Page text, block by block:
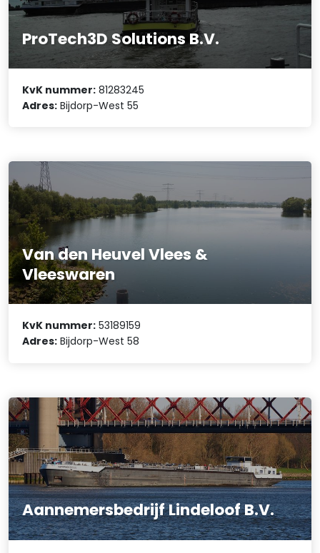
ProTech3D Solutions B.V.
KvK nummer: 81283245
Adres: Bijdorp-West 55
Van den Heuvel Vlees &
Vleeswaren
KvK nummer: 53189159
Adres: Bijdorp-West 58
Aannemersbedrijf Lindeloof B.V.